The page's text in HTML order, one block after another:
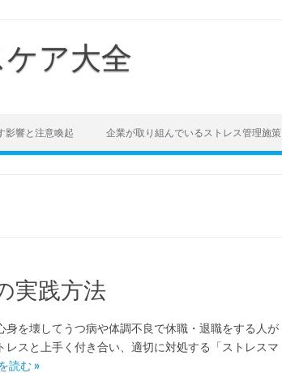
ア大全
影響と注意喚起 企業が取り組んでいるストレス管理施策
実践方法
を壊してうつ病や体調不良で休職・退職をする人が
スと上手く付き合い、適切に対処する「ストレスマ
読む »